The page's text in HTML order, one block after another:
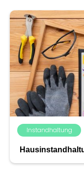
Instandhaltung